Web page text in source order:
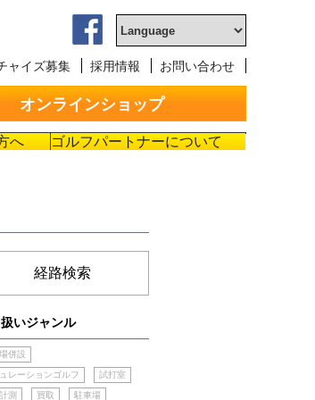
ャイズ募集
採用情報 お問い合わせ
オンラインショップ
へ ゴルフパートナーについて
経路検索
いジャンル
併設
レーションゴルフ 試打室
測 買取 駐車場